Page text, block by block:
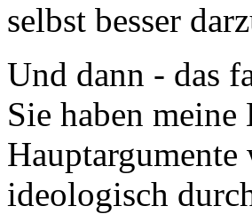
selbst besser
Und dann - das
Sie haben
ideologisch